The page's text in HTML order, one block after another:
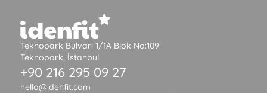
Teknopark Bulvarı 1/1A Blok No:109
Teknopark, İstanbul
+90 216 295 09 27
hello@idenfit.com